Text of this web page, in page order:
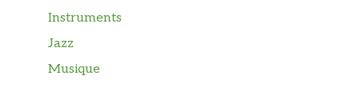
Instruments
Jazz
Musique